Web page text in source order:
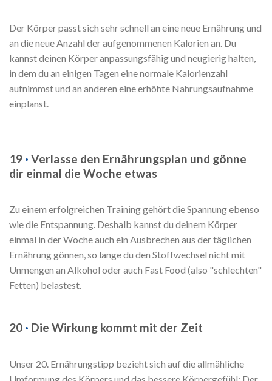
Der Körper passt sich sehr schnell an eine neue Ernährung und
an die neue Anzahl der aufgenommenen Kalorien an. Du
kannst deinen Körper anpassungsfähig und neugierig halten,
in dem du an einigen Tagen eine normale Kalorienzahl
aufnimmst und an anderen eine erhöhte Nahrungsaufnahme
einplanst.
19 · Verlasse den Ernährungsplan und gönne
dir einmal die Woche etwas
Zu einem erfolgreichen Training gehört die Spannung ebenso
wie die Entspannung. Deshalb kannst du deinem Körper
einmal in der Woche auch ein Ausbrechen aus der täglichen
Ernährung gönnen, so lange du den Stoffwechsel nicht mit
Unmengen an Alkohol oder auch Fast Food (also "schlechten"
Fetten) belastest.
20 · Die Wirkung kommt mit der Zeit
Unser 20. Ernährungstipp bezieht sich auf die allmähliche
Umformung des Körpers und das bessere Körpergefühl: Der